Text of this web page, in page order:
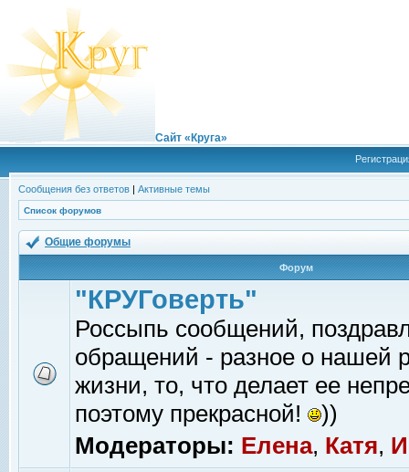
Сайт «Круга»
Сообщения без ответов | Активные темы
Список форумов
Общие форумы
Форум
"КРУГоверть"
Россыпь сообщений,
обращений - разное о нашей
жизни, то, что делает ее
поэтому прекрасной!
))
Модераторы: Елена, Катя,